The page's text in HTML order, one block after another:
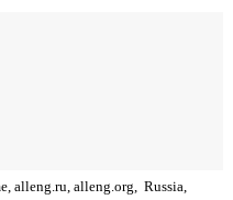
alleng.ru, alleng.org, Russia,